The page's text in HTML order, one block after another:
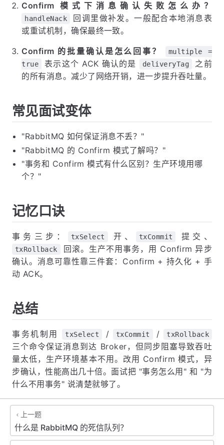
Confirm 模式下消息确认失败怎么办？
handleNack
回调里做补发。一般配合本地消息表
或重试机制，确保最终一致。
Confirm 的批量确认是怎么回事？
multiple =
true
表示这个 ACK 确认的是 deliveryTag
之前
的所有消息。减少了网络开销，进一步提升吞吐量。
常见面试变体
"RabbitMQ 如何保证消息不丢？"
"RabbitMQ 的 Confirm 模式了解吗？"
"事务和 Confirm 模式有什么区别？生产环境用哪
个？"
记忆口诀
事务三步： txSelect 开、 txCommit 提交、
txRollback
回滚。生产不用事务，用 Confirm 异步
确认。消息可靠性靠三件套：Confirm + 持久化 + 手
动 ACK。
总结
事务机制用 txSelect / txCommit / txRollback
三个命令保证消息到达 Broker，但同步阻塞导致吞吐
量太低，生产环境基本不用。改用 Confirm 模式，异
步确认，性能高出几十倍。面试把 "事务怎么用" 和 "为
什么不用事务" 说清楚就够了。
上一题
什么是 RabbitMQ 的死信队列？